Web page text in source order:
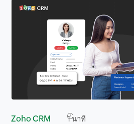
Zoho CRM 1นาที